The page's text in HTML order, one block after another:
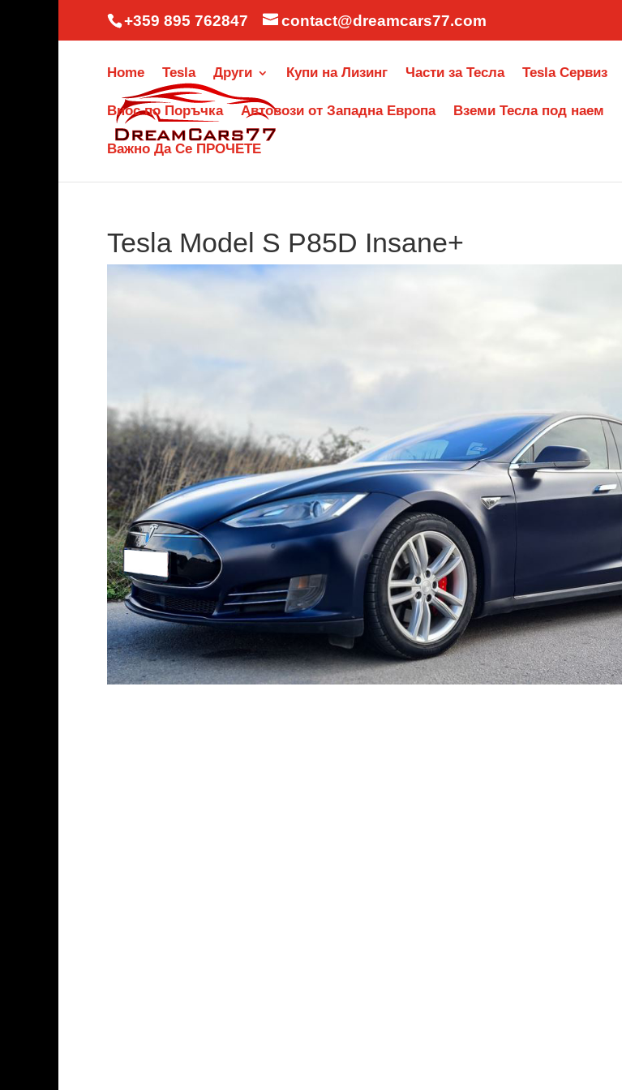
+359 895 762847 contact@dreamcars77.com
Home Tesla Други Купи на Лизинг Части за Тесла Tesla Сервиз
Внос по Поръчка Автовози от Западна Европа Вземи Тесла под наем
Важно Да Се ПРОЧЕТЕ
Tesla Model S P85D Insane+